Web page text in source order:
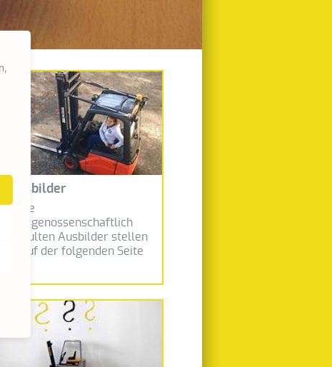
Ausbilder
berufsgenossenschaftlich
geschulten Ausbilder stellen
sich auf der folgenden Seite